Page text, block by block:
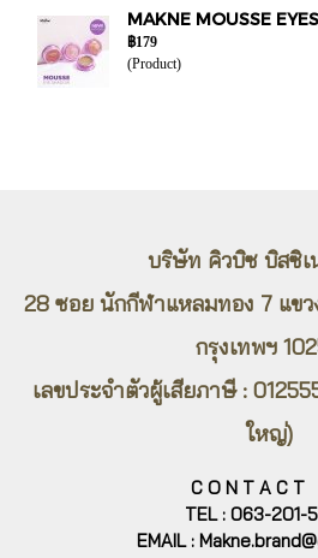
MAKNE MOUSSE
฿179
(Product)
บริษัท คิวบิซ บิสซิเ
28 ซอย นักกีฬาแหลมทอง 7 แขว
กรุงเทพ​ฯ
เลขประจำตัวผู้เสียภาษี :
ใหญ่)
C O N T A C T
TEL : 063-201-
EMAIL :